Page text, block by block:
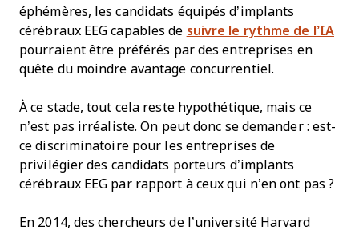
éphémères, les candidats équipés d’implants
cérébraux EEG capables de suivre le rythme de l’IA
pourraient être préférés par des entreprises en
quête du moindre avantage concurrentiel.
À ce stade, tout cela reste hypothétique, mais ce
n’est pas irréaliste. On peut donc se demander : est-
ce discriminatoire pour les entreprises de
privilégier des candidats porteurs d’implants
cérébraux EEG par rapport à ceux qui n’en ont pas ?
En 2014, des chercheurs de l’université Harvard